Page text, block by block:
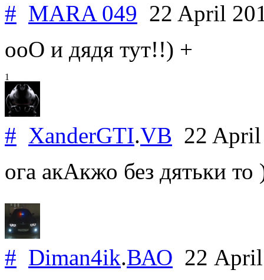
# MARA 049 22 April
ооО и дядя тут!!) +
1
# XanderGTI.VB 22
ога акАкжо без дятьки то
# Diman4ik.ВАО 22